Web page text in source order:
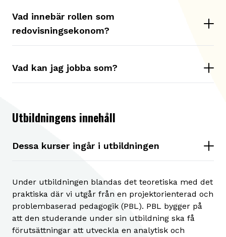
Vad innebär rollen som
redovisningsekonom?
Vad kan jag jobba som?
Utbildningens innehåll
Dessa kurser ingår i utbildningen
Under utbildningen blandas det teoretiska med det
praktiska där vi utgår från en projektorienterad och
problembaserad pedagogik (PBL). PBL bygger på
att den studerande under sin utbildning ska få
förutsättningar att utveckla en analytisk och